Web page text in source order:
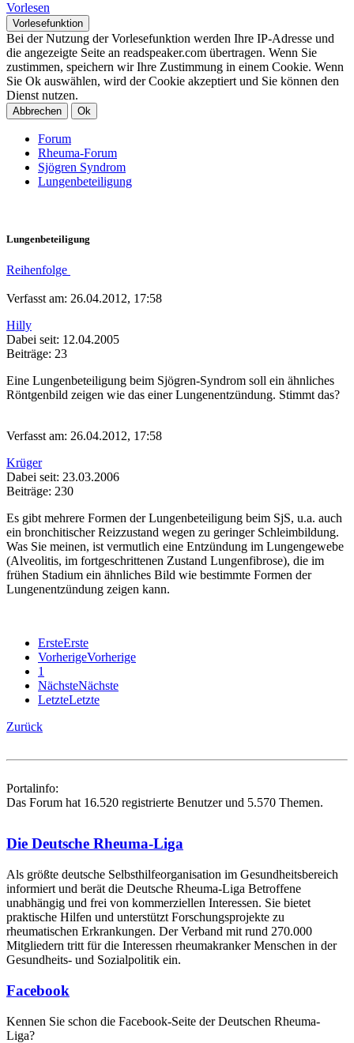
Vorlesen
Vorlesefunktion
Bei der Nutzung der Vorlesefunktion werden Ihre IP-Adresse und
die angezeigte Seite an readspeaker.com übertragen. Wenn Sie
zustimmen, speichern wir Ihre Zustimmung in einem Cookie. Wenn
Sie Ok auswählen, wird der Cookie akzeptiert und Sie können den
Dienst nutzen.
Abbrechen Ok
Forum
Rheuma-Forum
Sjögren Syndrom
Lungenbeteiligung
Lungenbeteiligung
Reihenfolge
Verfasst am: 26.04.2012, 17:58
Hilly
Dabei seit: 12.04.2005
Beiträge: 23
Eine Lungenbeteiligung beim Sjögren-Syndrom soll ein ähnliches
Röntgenbild zeigen wie das einer Lungenentzündung. Stimmt das?
Verfasst am: 26.04.2012, 17:58
Krüger
Dabei seit: 23.03.2006
Beiträge: 230
Es gibt mehrere Formen der Lungenbeteiligung beim SjS, u.a. auch
ein bronchitischer Reizzustand wegen zu geringer Schleimbildung.
Was Sie meinen, ist vermutlich eine Entzündung im Lungengewebe
(Alveolitis, im fortgeschrittenen Zustand Lungenfibrose), die im
frühen Stadium ein ähnliches Bild wie bestimmte Formen der
Lungenentzündung zeigen kann.
ErsteErste
VorherigeVorherige
1
NächsteNächste
LetzteLetzte
Zurück
Portalinfo:
Das Forum hat 16.520 registrierte Benutzer und 5.570 Themen.
Die Deutsche Rheuma-Liga
Als größte deutsche Selbsthilfe­organisation im Gesundheitsbereich
informiert und berät die Deutsche Rheuma-Liga Betroffene
unabhängig und frei von kommerziellen Interessen. Sie bietet
praktische Hilfen und unterstützt Forschungsprojekte zu
rheumatischen Erkrankungen. Der Verband mit rund 270.000
Mitgliedern tritt für die Interessen rheumakranker Menschen in der
Gesundheits- und Sozialpolitik ein.
Facebook
Kennen Sie schon die Facebook-Seite der Deutschen Rheuma-
Liga?